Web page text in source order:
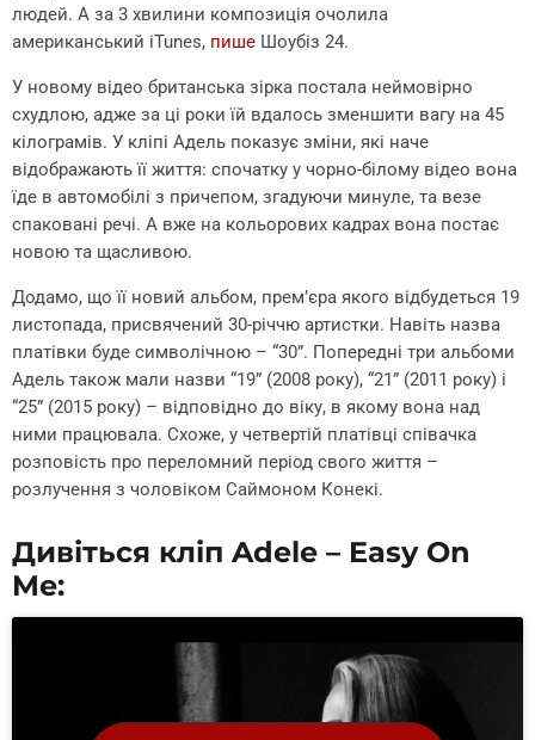
людей. А за 3 хвилини композиція очолила
американський iTunes, пише Шоубіз 24.
У новому відео британська зірка постала неймовірно
схудлою, адже за ці роки їй вдалось зменшити вагу на 45
кілограмів. У кліпі Адель показує зміни, які наче
відображають її життя: спочатку у чорно-білому відео вона
їде в автомобілі з причепом, згадуючи минуле, та везе
спаковані речі. А вже на кольорових кадрах вона постає
новою та щасливою.
Додамо, що її новий альбом, прем’єра якого відбудеться 19
листопада, присвячений 30-річчю артистки. Навіть назва
платівки буде символічною – “30”. Попередні три альбоми
Адель також мали назви “19” (2008 року), “21” (2011 року) і
“25” (2015 року) – відповідно до віку, в якому вона над
ними працювала. Схоже, у четвертій платівці співачка
розповість про переломний період свого життя –
розлучення з чоловіком Саймоном Конекі.
Дивіться кліп Adele – Easy On
Me: